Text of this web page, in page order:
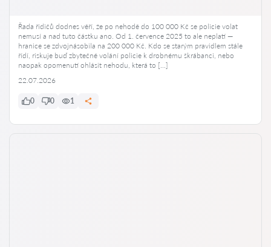
Řada řidičů dodnes věří, že po nehodě do 100 000 Kč se policie volat
nemusí a nad tuto částku ano. Od 1. července 2025 to ale neplatí —
hranice se zdvojnásobila na 200 000 Kč. Kdo se starým pravidlem stále
řídí, riskuje buď zbytečné volání policie k drobnému škrábanci, nebo
naopak opomenutí ohlásit nehodu, která to […]
22.07.2026
0 0 1